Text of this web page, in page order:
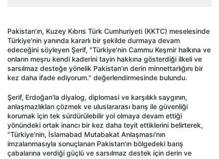
Pakistan'ın, Kuzey Kıbrıs Türk Cumhuriyeti (KKTC) meselesinde
Türkiye'nin yanında kararlı bir şekilde durmaya devam
edeceğini söyleyen Şerif, "Türkiye'nin Cammu Keşmir halkına ve
onların meşru kendi kaderini tayin hakkına gösterdiği ilkeli ve
sarsılmaz desteğe yönelik Pakistan'ın derin minnettarlığını bir
kez daha ifade ediyorum." değerlendirmesinde bulundu.
Şerif, Erdoğan'la diyalog, diplomasi ve karşılıklı saygının,
anlaşmazlıkları çözmek ve uluslararası barış ile güvenliği
korumak için tek sürdürülebilir yol olmaya devam ettiği
yönündeki ortak inancı bir kez daha teyit ettiklerini belirterek,
"Türkiye'nin, İslamabad Mutabakat Anlaşması’nın
imzalanmasıyla sonuçlanan Pakistan'ın bölgedeki barış
çabalarına verdiği güçlü ve sarsılmaz destek için derin ve